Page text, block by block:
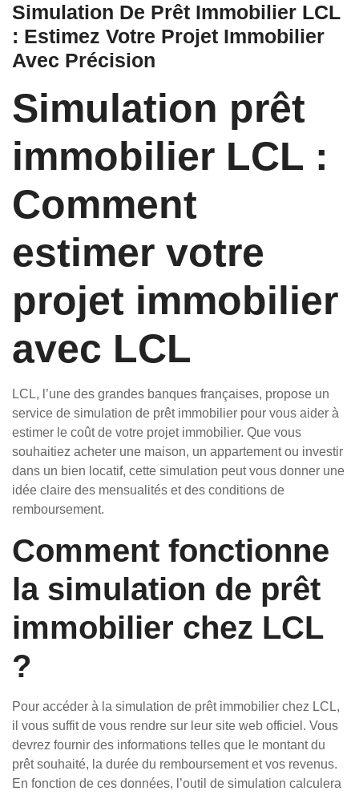
Simulation De Prêt Immobilier LCL
: Estimez Votre Projet Immobilier
Avec Précision
Simulation prêt
immobilier LCL :
Comment
estimer votre
projet immobilier
avec LCL
LCL, l’une des grandes banques françaises, propose un
service de simulation de prêt immobilier pour vous aider à
estimer le coût de votre projet immobilier. Que vous
souhaitiez acheter une maison, un appartement ou investir
dans un bien locatif, cette simulation peut vous donner une
idée claire des mensualités et des conditions de
remboursement.
Comment fonctionne
la simulation de prêt
immobilier chez LCL
?
Pour accéder à la simulation de prêt immobilier chez LCL,
il vous suffit de vous rendre sur leur site web officiel. Vous
devrez fournir des informations telles que le montant du
prêt souhaité, la durée du remboursement et vos revenus.
En fonction de ces données, l’outil de simulation calculera